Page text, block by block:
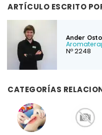
ARTÍCULO ESCRITO
Ander
Nº 2248
CATEGORÍAS